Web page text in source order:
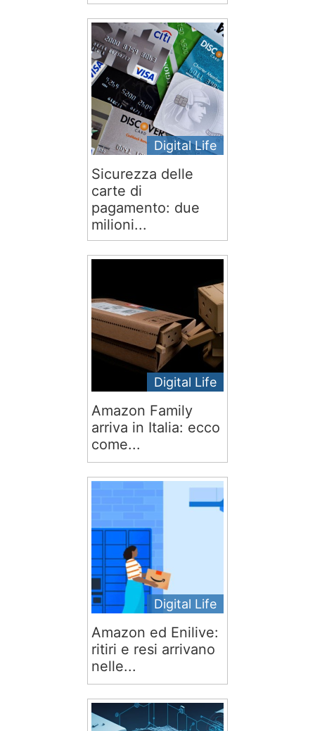
Digital Life
Sicurezza delle
carte di
pagamento: due
milioni...
Digital Life
Amazon Family
arriva in Italia: ecco
come...
Digital Life
Amazon ed Enilive:
ritiri e resi arrivano
nelle...